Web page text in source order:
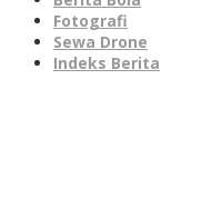
Fotografi
Sewa Drone
Indeks Berita